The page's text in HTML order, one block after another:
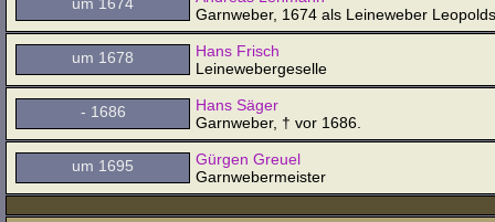
Garnweber, 1674 als Leineweber
um 1678
Hans Frisch
Leinewebergeselle
- 1686
Hans Säger
Garnweber, † vor 1686.
um 1695
Gürgen Greuel
Garnwebermeister